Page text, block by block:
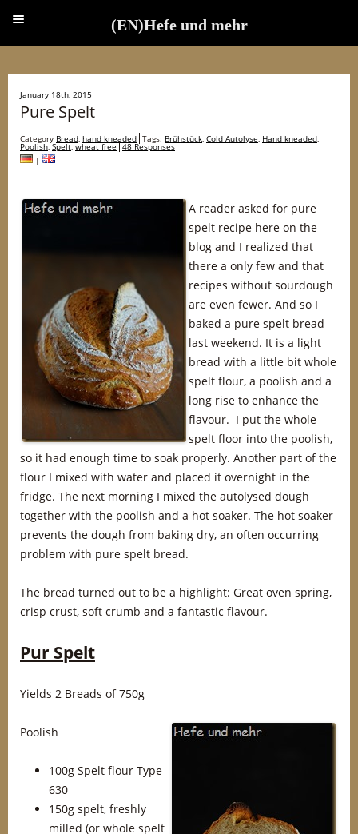
January 18th, 2015
Pure Spelt
Category Bread, hand kneaded Tags: Brühstück, Cold Autolyse, Hand kneaded,
Poolish,Spelt,wheat free 48 Responses
|
A reader asked for pure
spelt recipe here on the
blog and I realized that
there a only few and that
recipes without sourdough
are even fewer. And so I
baked a pure spelt bread
last weekend. It is a light
bread with a little bit whole
spelt flour, a poolish and a
long rise to enhance the
flavour. I put the whole
spelt floor into the poolish,
so it had enough time to soak properly. Another part of the
flour I mixed with water and placed it overnight in the
fridge. The next morning I mixed the autolysed dough
together with the poolish and a hot soaker. The hot soaker
prevents the dough from baking dry, an often occurring
problem with pure spelt bread.
The bread turned out to be a highlight: Great oven spring,
crisp crust, soft crumb and a fantastic flavour.
Pur Spelt
Yields 2 Breads of 750g
Poolish
100g Spelt flour Type
630
150g spelt, freshly
milled (or whole spelt
(EN)Hefe und mehr
(EN)Hefe und mehr